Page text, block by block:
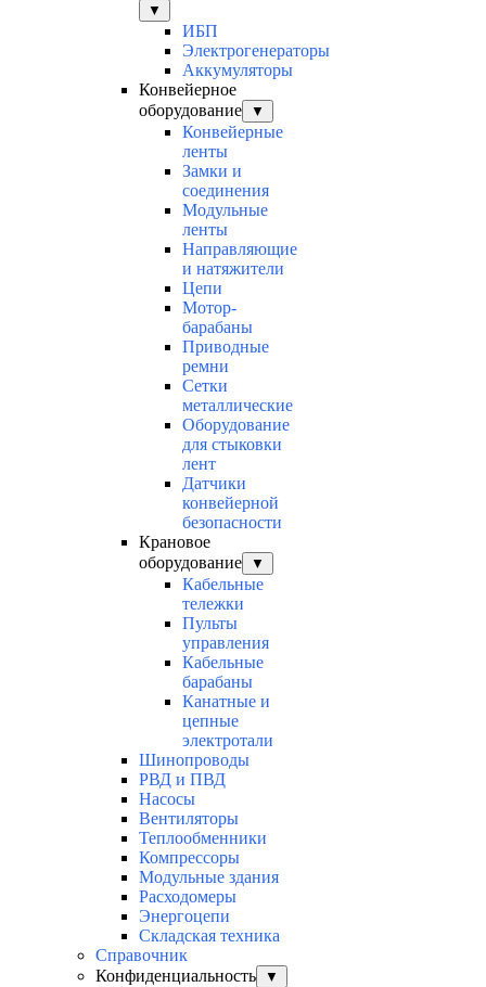
▼
ИБП
Электрогенераторы
Аккумуляторы
Конвейерное
оборудование
▼
Конвейерные
ленты
Замки и
соединения
Модульные
ленты
Направляющие
и натяжители
Цепи
Мотор-
барабаны
Приводные
ремни
Сетки
металлические
Оборудование
для стыковки
лент
Датчики
конвейерной
безопасности
Крановое
оборудование
▼
Кабельные
тележки
Пульты
управления
Кабельные
барабаны
Канатные и
цепные
электротали
Шинопроводы
РВД и ПВД
Насосы
Вентиляторы
Теплообменники
Компрессоры
Модульные здания
Расходомеры
Энергоцепи
Складская техника
Справочник
Конфиденциальность
▼